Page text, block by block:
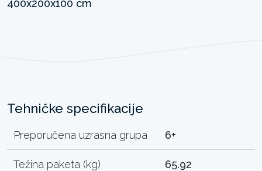
Tehničke specifikacije
Preporučena uzrasna grupa 6+
Težina paketa (kg) 65.92